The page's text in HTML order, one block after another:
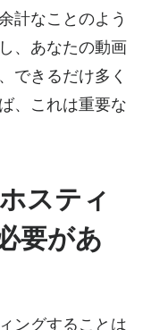
計なことのよう
、あなたの動画
できるだけ多く
、これは重要な
ホスティ
要があ
ングすることは